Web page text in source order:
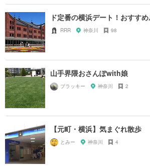
ド定番の横浜デート！おすす
RRR 神奈川 98
山手界隈おさんぽwith娘
ブラッキー 神奈川 2
【元町・横浜】気まぐれ散歩
とみー 神奈川 4